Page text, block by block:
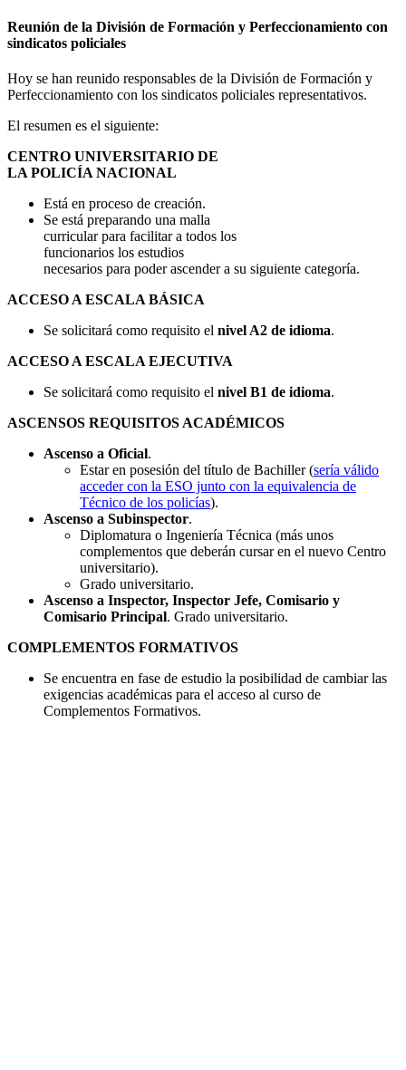
Reunión de la División de Formación y Perfeccionamiento con
sindicatos policiales
Hoy se han reunido responsables de la División de Formación y
Perfeccionamiento con los sindicatos policiales representativos.
El resumen es el siguiente:
CENTRO UNIVERSITARIO DE
LA POLICÍA NACIONAL
Está en proceso de creación.
Se está preparando una malla
curricular para facilitar a todos los
funcionarios los estudios
necesarios para poder ascender a su siguiente categoría.
ACCESO A ESCALA BÁSICA
Se solicitará como requisito el nivel A2 de idioma.
ACCESO A ESCALA EJECUTIVA
Se solicitará como requisito el nivel B1 de idioma.
ASCENSOS REQUISITOS ACADÉMICOS
Ascenso a Oficial.
Estar en posesión del título de Bachiller (sería válido
acceder con la ESO junto con la equivalencia de
Técnico de los policías).
Ascenso a Subinspector.
Diplomatura o Ingeniería Técnica (más unos
complementos que deberán cursar en el nuevo Centro
universitario).
Grado universitario.
Ascenso a Inspector, Inspector Jefe, Comisario y
Comisario Principal. Grado universitario.
COMPLEMENTOS FORMATIVOS
Se encuentra en fase de estudio la posibilidad de cambiar las
exigencias académicas para el acceso al curso de
Complementos Formativos.